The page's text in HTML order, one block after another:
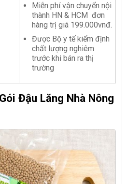
Miễn phí vận chuyển nội
thành HN & HCM đơn
hàng trị giá 199.000vnđ.
Được Bộ y tế kiểm định
chất lượng nghiêm
trước khi bán ra thị
trường
Đậu Lăng Nhà Nông